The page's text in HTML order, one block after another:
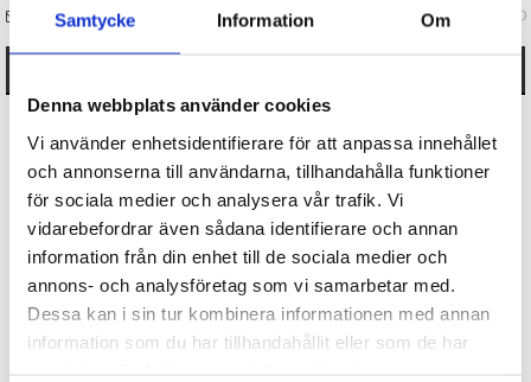
Samtycke Information Om
Denna webbplats använder cookies
Vi använder enhetsidentifierare för att anpassa innehållet
och annonserna till användarna, tillhandahålla funktioner
för sociala medier och analysera vår trafik. Vi
vidarebefordrar även sådana identifierare och annan
information från din enhet till de sociala medier och
annons- och analysföretag som vi samarbetar med.
Dessa kan i sin tur kombinera informationen med annan
information som du har tillhandahållit eller som de har
FRÅGA OSS OM VARAN Art. nr 151230
Grinchen aktivitetsbok Plåster med arga ord 24-pack